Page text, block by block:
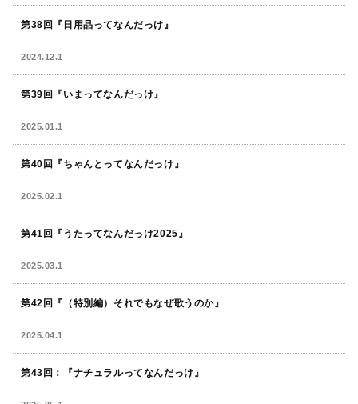
第38回『日用品ってなんだっけ』
2024.12.1
第39回『いまってなんだっけ』
2025.01.1
第40回『ちゃんとってなんだっけ』
2025.02.1
第41回『うたってなんだっけ2025』
2025.03.1
第42回『（特別編）それでもなぜ歌うのか』
2025.04.1
第43回：『ナチュラルってなんだっけ』